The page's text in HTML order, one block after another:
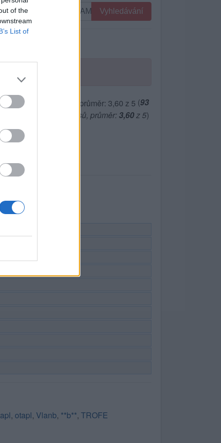
of the
List of
Vyhledávání
(93
hlasů, průměr:3,60z 5)
, otapl, Vlanb, **b**, TROFE